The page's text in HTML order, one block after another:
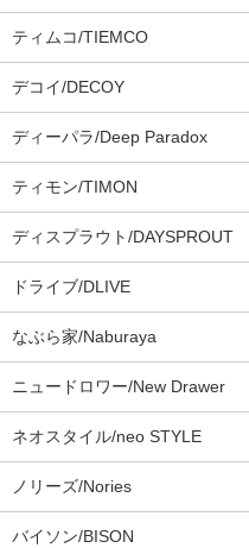
ティムコ/TIEMCO
デコイ/DECOY
ディーパラ/Deep Paradox
ティモン/TIMON
ディスプラウト/DAYSPROUT
ドライブ/DLIVE
なぶら家/Naburaya
ニュードロワー/New Drawer
ネオスタイル/neo STYLE
ノリーズ/Nories
バイソン/BISON